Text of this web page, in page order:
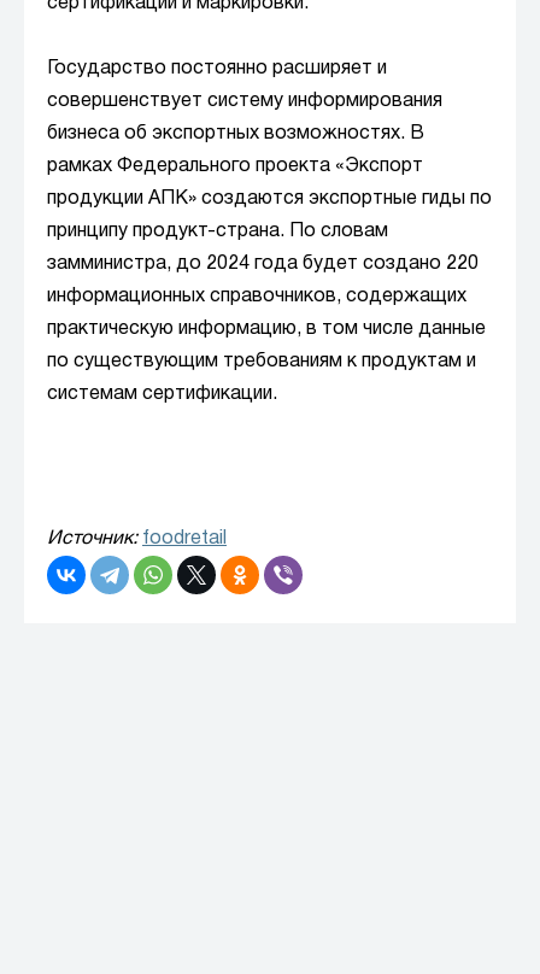
сертификации и маркировки.
Государство постоянно расширяет и
совершенствует систему информирования
бизнеса об экспортных возможностях. В
рамках Федерального проекта «Экспорт
продукции АПК» создаются экспортные гиды по
принципу продукт-страна. По словам
замминистра, до 2024 года будет создано 220
информационных справочников, содержащих
практическую информацию, в том числе данные
по существующим требованиям к продуктам и
системам сертификации.
Источник: foodretail